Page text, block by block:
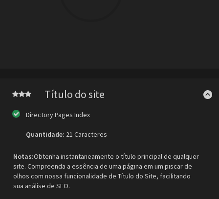
Título do site
Directory Pages Index
Quantidade: 21 Caracteres
Notas:Obtenha instantaneamente o título principal de qualquer
site. Compreenda a essência de uma página em um piscar de
olhos com nossa funcionalidade de Título do Site, facilitando
sua análise de SEO.